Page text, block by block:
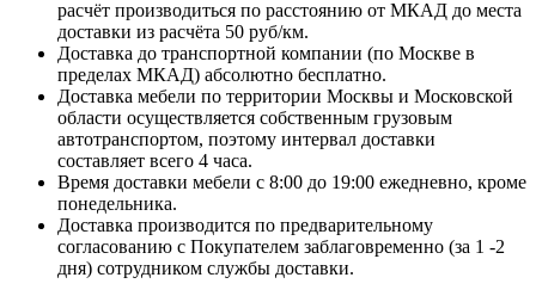
расчёт производиться по расстоянию от МКАД до места
доставки из расчёта 50 руб/км.
Доставка до транспортной компании (по Москве в
пределах МКАД) абсолютно бесплатно.
Доставка мебели по территории Москвы и Московской
области осуществляется собственным грузовым
автотранспортом, поэтому интервал доставки
составляет всего 4 часа.
Время доставки мебели с 8:00 до 19:00 ежедневно, кроме
понедельника.
Доставка производится по предварительному
согласованию с Покупателем заблаговременно (за 1 -2
дня) сотрудником службы доставки.